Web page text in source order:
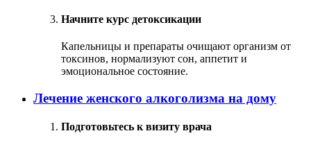
Начните курс детоксикации
Капельницы и препараты очищают организм от
токсинов, нормализуют сон, аппетит и
эмоциональное состояние.
Лечение женского алкоголизма на дому
Подготовьтесь к визиту врача